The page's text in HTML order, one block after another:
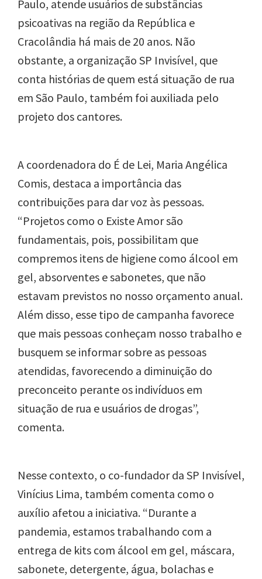
Paulo, atende usuários de substâncias
psicoativas na região da República e
Cracolândia há mais de 20 anos. Não
obstante, a organização SP Invisível, que
conta histórias de quem está situação de rua
em São Paulo, também foi auxiliada pelo
projeto dos cantores.
A coordenadora do É de Lei, Maria Angélica
Comis, destaca a importância das
contribuições para dar voz às pessoas.
“Projetos como o Existe Amor são
fundamentais, pois, possibilitam que
compremos itens de higiene como álcool em
gel, absorventes e sabonetes, que não
estavam previstos no nosso orçamento anual.
Além disso, esse tipo de campanha favorece
que mais pessoas conheçam nosso trabalho e
busquem se informar sobre as pessoas
atendidas, favorecendo a diminuição do
preconceito perante os indivíduos em
situação de rua e usuários de drogas”,
comenta.
Nesse contexto, o co-fundador da SP Invisível,
Vinícius Lima, também comenta como o
auxílio afetou a iniciativa. “Durante a
pandemia, estamos trabalhando com a
entrega de kits com álcool em gel, máscara,
sabonete, detergente, água, bolachas e